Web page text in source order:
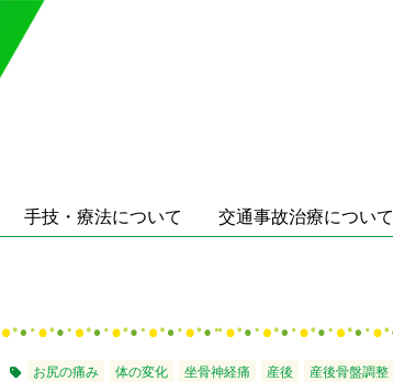
手技・療法について 交通事故治療について
お尻の痛み 体の変化 坐骨神経痛 産後 産後骨盤調整